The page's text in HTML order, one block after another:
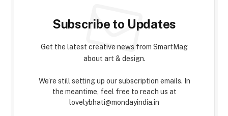
Subscribe to Updates
Get the latest creative news from SmartMag
about art & design.
We’re still setting up our subscription emails. In
the meantime, feel free to reach us at
lovelybhati@mondayindia.in